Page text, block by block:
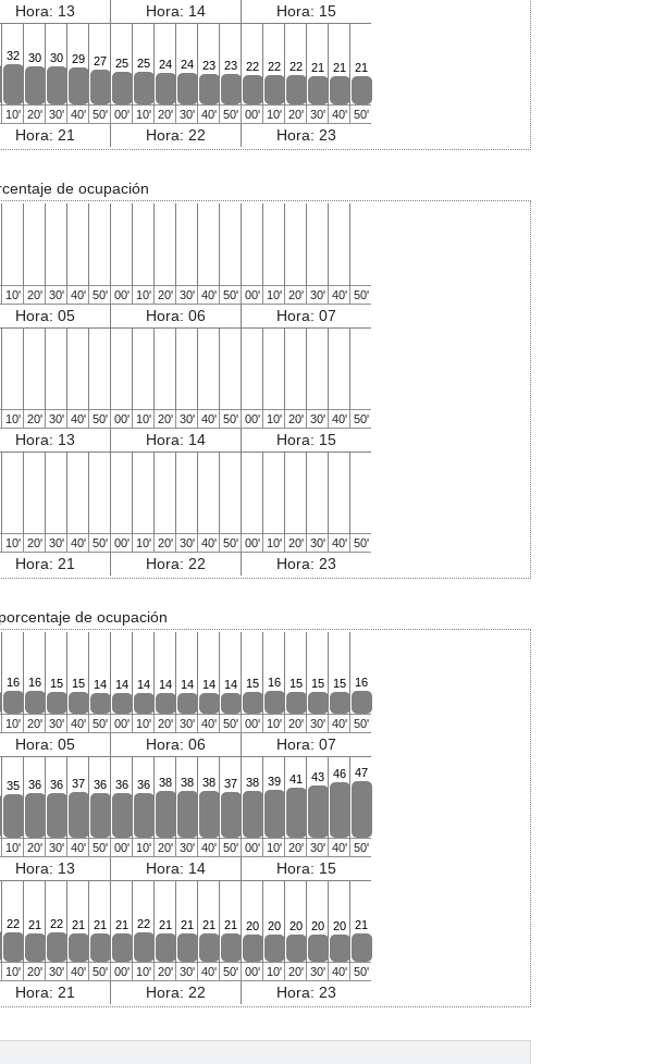
Hora: 13 Hora: 14 Hora: 15
32 30 30 29 27 25 25 24 24 23 23 22 22 22 21 21 21
10' 20' 30' 40' 50' 00' 10' 20' 30' 40' 50' 00' 10' 20' 30' 40' 50'
Hora: 21 Hora: 22 Hora: 23
de ocupación
10' 20' 30' 40' 50' 00' 10' 20' 30' 40' 50' 00' 10' 20' 30' 40' 50'
Hora: 05 Hora: 06 Hora: 07
10' 20' 30' 40' 50' 00' 10' 20' 30' 40' 50' 00' 10' 20' 30' 40' 50'
Hora: 13 Hora: 14 Hora: 15
10' 20' 30' 40' 50' 00' 10' 20' 30' 40' 50' 00' 10' 20' 30' 40' 50'
Hora: 21 Hora: 22 Hora: 23
de ocupación
16 16 15 15 14 14 14 14 14 14 14 15 16 15 15 15 16
10' 20' 30' 40' 50' 00' 10' 20' 30' 40' 50' 00' 10' 20' 30' 40' 50'
Hora: 05 Hora: 06 Hora: 07
35 36 36 37 36 36 36 38 38 38 37 38 39 41 43 46 47
10' 20' 30' 40' 50' 00' 10' 20' 30' 40' 50' 00' 10' 20' 30' 40' 50'
Hora: 13 Hora: 14 Hora: 15
22 21 22 21 21 21 22 21 21 21 21 20 20 20 20 20 21
10' 20' 30' 40' 50' 00' 10' 20' 30' 40' 50' 00' 10' 20' 30' 40' 50'
Hora: 21 Hora: 22 Hora: 23